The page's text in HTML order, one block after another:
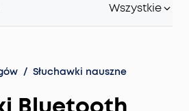
Wszystkie
/ Słuchawki nauszne